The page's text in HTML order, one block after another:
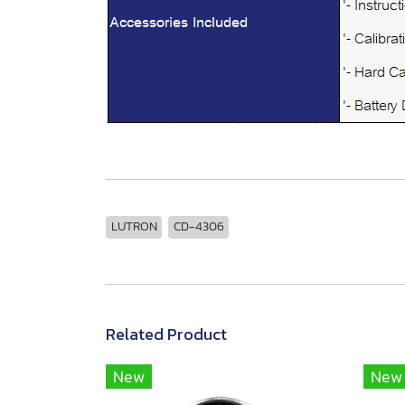
LUTRON CD-4306
Related Product
New
New